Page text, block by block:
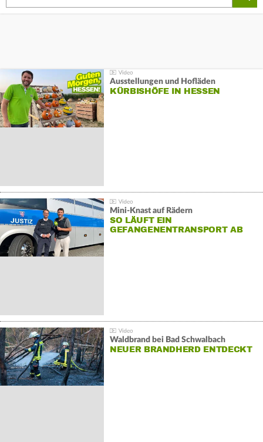
Ausstellungen und Hofläden
KÜRBISHÖFE IN HESSEN
Mini-Knast auf Rädern
SO LÄUFT EIN
GEFANGENENTRANSPORT AB
Waldbrand bei Bad Schwalbach
NEUER BRANDHERD ENTDECKT